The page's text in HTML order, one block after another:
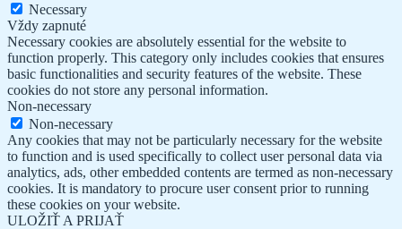
Necessary
Vždy zapnuté
Necessary cookies are absolutely essential for the website to
function properly. This category only includes cookies that ensures
basic functionalities and security features of the website. These
cookies do not store any personal information.
Non-necessary
Non-necessary
Any cookies that may not be particularly necessary for the website
to function and is used specifically to collect user personal data via
analytics, ads, other embedded contents are termed as non-necessary
cookies. It is mandatory to procure user consent prior to running
these cookies on your website.
ULOŽIŤ A PRIJAŤ